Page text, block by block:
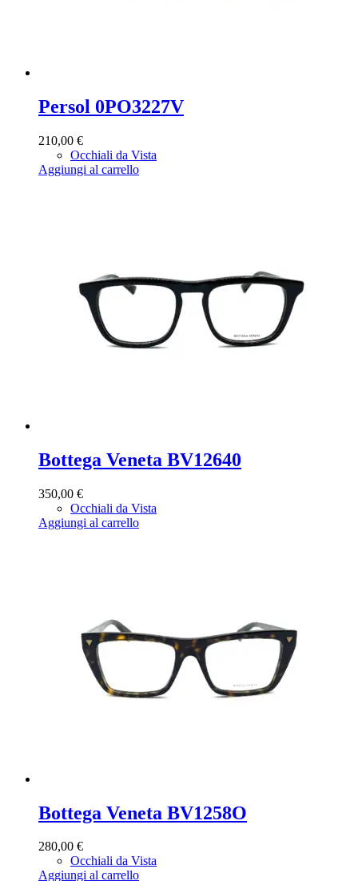
Persol 0PO3227V
210,00 €
Occhiali da Vista
Aggiungi al carrello
Bottega Veneta BV12640
350,00 €
Occhiali da Vista
Aggiungi al carrello
Bottega Veneta BV1258O
280,00 €
Occhiali da Vista
Aggiungi al carrello